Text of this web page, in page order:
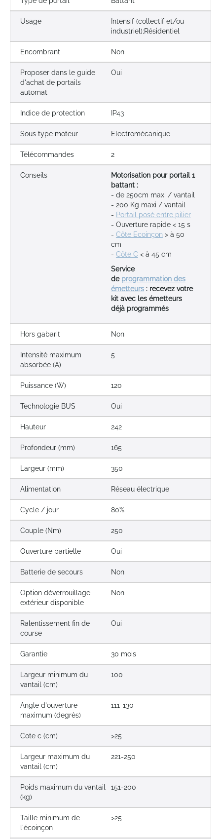
Usage
Intensif (collectif et/ou
industriel);Résidentiel
Encombrant Non
Proposer dans le guide
d'achat de portails
automat
Oui
Indice de protection IP43
Sous type moteur Electromécanique
Télécommandes 2
Conseils
Motorisation pour portail 1
battant :
- de 250cm maxi / vantail
- 200 Kg maxi / vantail
- Portail posé entre pilier
- Ouverture rapide < 15 s
- Côte Ecoinçon > à 50
cm
- Côte C < à 45 cm
Service
de programmation des
émetteurs: recevez votre
kit avec les émetteurs
déjà programmés
Hors gabarit Non
Intensité maximum
absorbée (A)
5
Puissance (W) 120
Technologie BUS Oui
Hauteur 242
Profondeur (mm) 165
Largeur (mm) 350
Alimentation Réseau électrique
Cycle / jour 80%
Couple (Nm) 250
Ouverture partielle Oui
Batterie de secours Non
Option déverrouillage
extérieur disponible
Non
Ralentissement fin de
course
Oui
Garantie 30 mois
Largeur minimum du
vantail (cm)
100
Angle d'ouverture
maximum (degrès)
111-130
Cote c (cm) >25
Largeur maximum du
vantail (cm)
221-250
Poids maximum du vantail
(kg)
151-200
Taille minimum de
l'écoinçon
>25